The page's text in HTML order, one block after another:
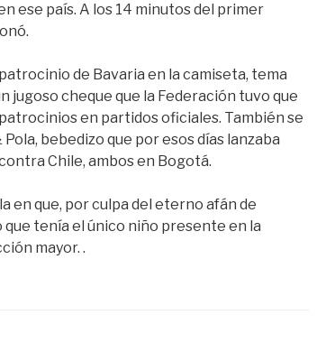
ese país. A los 14 minutos del primer
de Bavaria en la camiseta, tema
jugoso cheque que la Federación tuvo que
en partidos oficiales. También se
bebedizo que por esos días lanzaba
Chile, ambos en Bogotá.
en que, por culpa del eterno afán de
tenía el único niño presente en la
mayor. .